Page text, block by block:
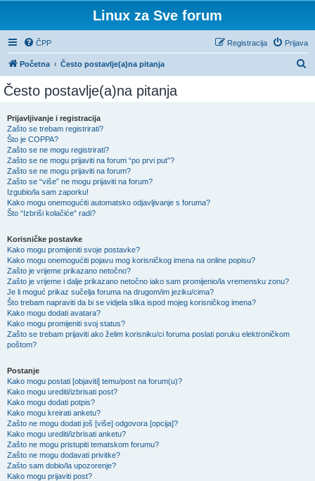
Linux za Sve forum
ČPP Prijava
Registracija
Početna Često postavlje(a)na pitanja
Često postavlje(a)na pitanja
Prijavljivanje i registracija
Zašto se trebam registrirati?
Što je COPPA?
Zašto se ne mogu registrirati?
Zašto se ne mogu prijaviti na forum “po prvi put”?
Zašto se ne mogu prijaviti na forum?
Zašto se “više” ne mogu prijaviti na forum?
Izgubio/la sam zaporku!
Kako mogu onemogućiti automatsko odjavljivanje s foruma?
Što “Izbriši kolačiće” radi?
Korisničke postavke
Kako mogu promijeniti svoje postavke?
Kako mogu onemogućiti pojavu mog korisničkog imena na online popisu?
Zašto je vrijeme prikazano netočno?
Zašto je vrijeme i dalje prikazano netočno iako sam promijenio/la vremensku zonu?
Je li moguć prikaz sučelja foruma na drugom/im jeziku/cima?
Što trebam napraviti da bi se vidjela slika ispod mojeg korisničkog imena?
Kako mogu dodati avatara?
Kako mogu promijeniti svoj status?
Zašto se trebam prijaviti ako želim korisniku/ci foruma poslati poruku elektroničkom
poštom?
Postanje
Kako mogu postati [objaviti] temu/post na forum(u)?
Kako mogu urediti/izbrisati post?
Kako mogu dodati potpis?
Kako mogu kreirati anketu?
Zašto ne mogu dodati još [više] odgovora [opcija]?
Kako mogu urediti/izbrisati anketu?
Zašto ne mogu pristupiti tematskom forumu?
Zašto ne mogu dodavati privitke?
Zašto sam dobio/la upozorenje?
Kako mogu prijaviti post?